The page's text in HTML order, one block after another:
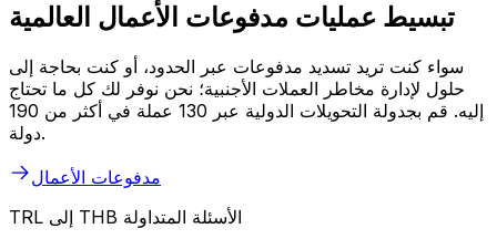
تبسيط عمليات مدفوعات الأعمال العالمية
سواء كنت تريد تسديد مدفوعات عبر الحدود، أو كنت بحاجة إلى
حلول لإدارة مخاطر العملات الأجنبية؛ نحن نوفر لك كل ما تحتاج
إليه. قم بجدولة التحويلات الدولية عبر 130 عملة في أكثر من 190
دولة.
مدفوعات الأعمال
TRL إلى THB الأسئلة المتداولة